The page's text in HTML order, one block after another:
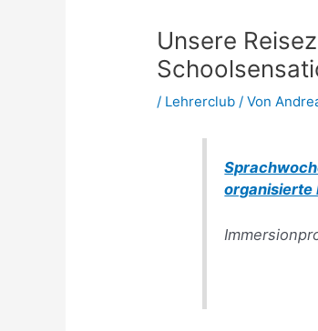
Unsere
/ Lehrerclub / Von
organisierte